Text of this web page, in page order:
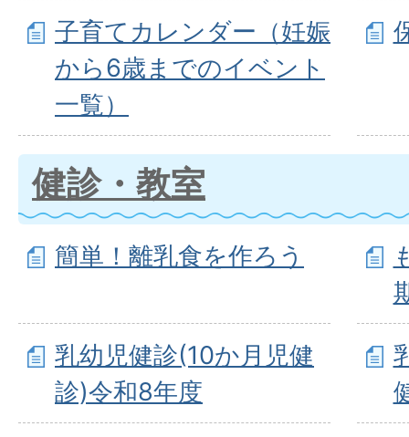
子育てカレンダー（妊娠
から6歳までのイベント
一覧）
健診・教室
簡単！離乳食を作ろう
乳幼児健診(10か月児健
診)令和8年度